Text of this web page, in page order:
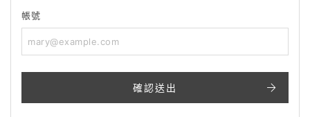
帳號
確認送出